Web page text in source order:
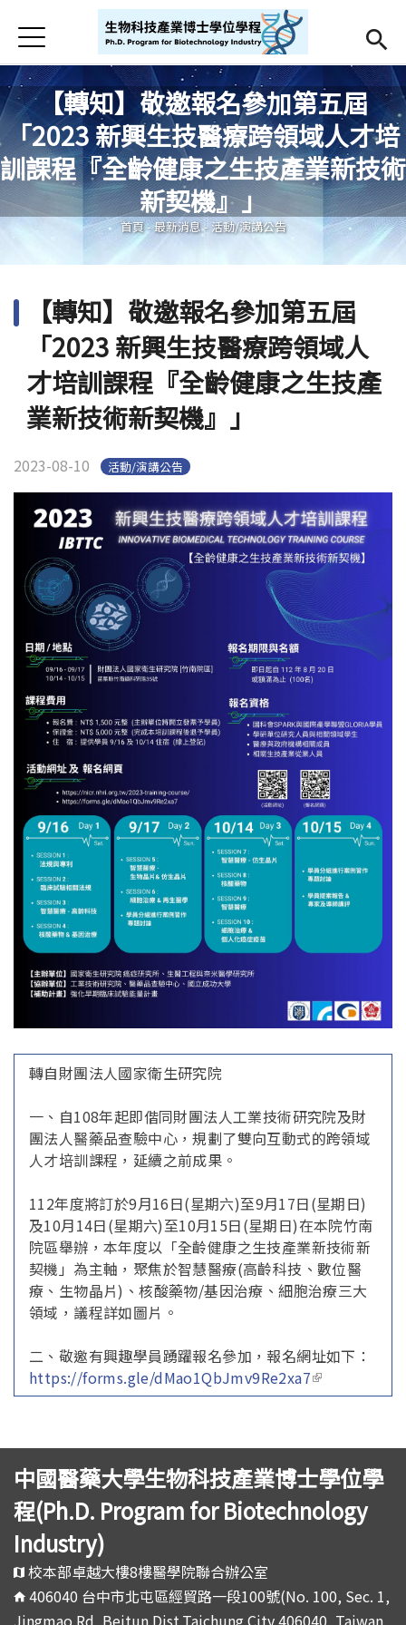
首頁
首頁
最新消息
Open submenu (學程簡介)
學程簡介
Open
師資
招生
Open submenu (學生專區)
學生專區
活動集錦
English
Jump to Navigation
Jump to Main content
【轉知】敬邀報名參加第五屆
「2023 新興生技醫療跨領域人才培
訓課程『全齡健康之生技產業新技術
新契機』」
您在這裡
首頁-最新消息-活動/演講公告
【轉知】敬邀報名參加第五屆
「2023 新興生技醫療跨領域人
才培訓課程『全齡健康之生技產
業新技術新契機』」
2023-08-10 活動/演講公告
轉自財團法人國家衛生研究院
一、自108年起即偕同財團法人工業技術研究院及財
團法人醫藥品查驗中心，規劃了雙向互動式的跨領域
人才培訓課程，延續之前成果。
112年度將訂於9月16日(星期六)至9月17日(星期日)
及10月14日(星期六)至10月15日(星期日)在本院竹南
院區舉辦，本年度以「全齡健康之生技產業新技術新
契機」為主軸，聚焦於智慧醫療(高齡科技、數位醫
療、生物晶片)、核酸藥物/基因治療、細胞治療三大
領域，議程詳如圖片。
二、敬邀有興趣學員踴躍報名參加，報名網址如下：
https://forms.gle/dMao1QbJmv9Re2xa7(link is
external)
中國醫藥大學生物科技產業博士學位學
程(Ph.D. Program for Biotechnology
Industry)
校本部卓越大樓8樓醫學院聯合辦公室
406040 台中市北屯區經貿路一段100號(No. 100, Sec. 1,
Jingmao Rd, Beitun Dist,Taichung City 406040, Taiwan